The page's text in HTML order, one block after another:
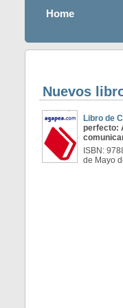
Home
Nuevos
Libro de
perfecto:
ISBN:
de Mayo